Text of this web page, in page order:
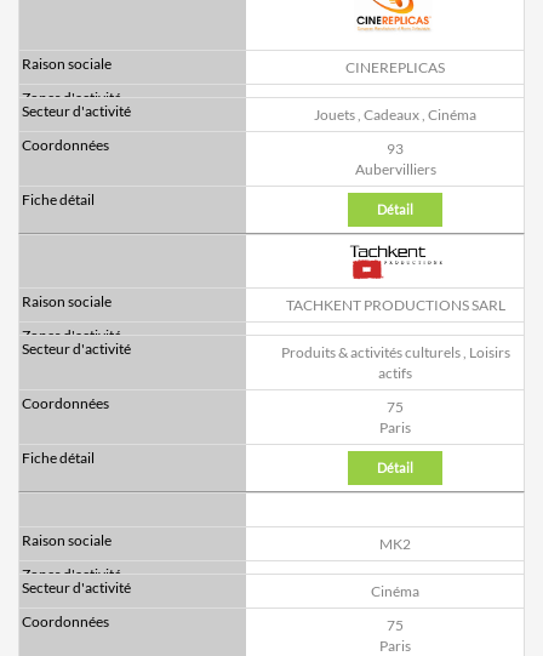
CINEREPLICAS
Jouets, Cadeaux, Cinéma
93
Aubervilliers
Détail
TACHKENT PRODUCTIONS SARL
Produits & activités culturels, Loisirs
actifs
75
Paris
Détail
MK2
Cinéma
75
Paris